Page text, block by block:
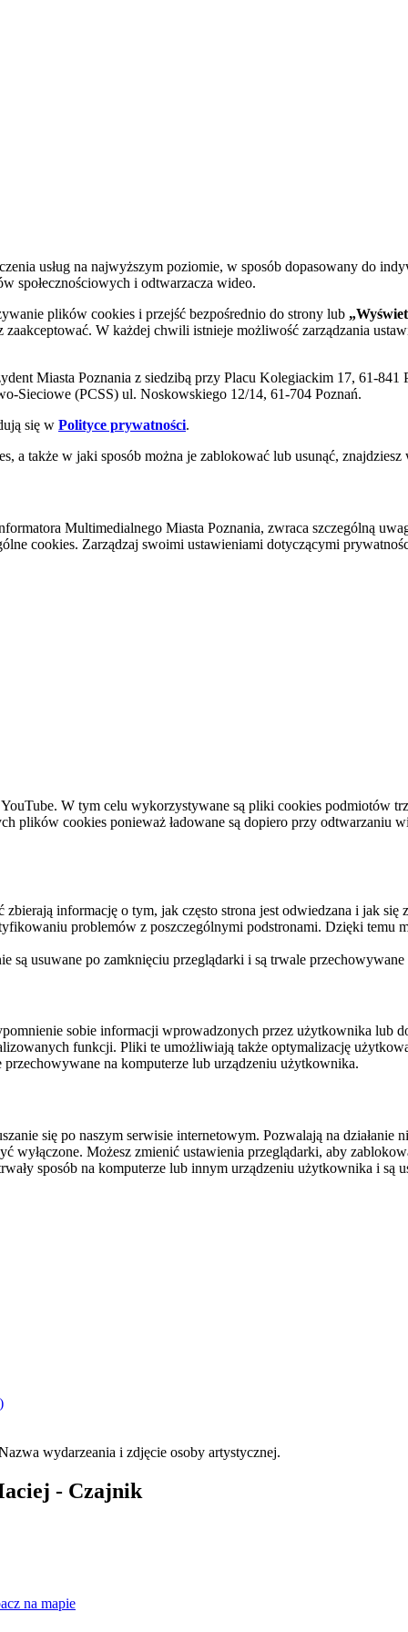
usług na najwyższym poziomie, w sposób dopasowany do
społecznościowych i odtwarzacza wideo.
plików cookies i przejść bezpośrednio do strony lub
W każdej chwili istnieje możliwość zarządzania
Miasta Poznania z siedzibą przy Placu Kolegiackim 17, 61-841
Sieciowe (PCSS) ul. Noskowskiego 12/14, 61-704 Poznań.
się w Polityce prywatności.
a także w jaki sposób można je zablokować lub usunąć,
Multimedialnego Miasta Poznania, zwraca szczególną
cookies. Zarządzaj swoimi ustawieniami dotyczącymi
W tym celu wykorzystywane są pliki cookies podmiotów
plików cookies ponieważ ładowane są dopiero przy odtwarzaniu
informację o tym, jak często strona jest odwiedzana i jak
problemów z poszczególnymi podstronami. Dzięki temu
są usuwane po zamknięciu przeglądarki i są trwale
sobie informacji wprowadzonych przez użytkownika lub
funkcji. Pliki te umożliwiają także optymalizację
na komputerze lub urządzeniu użytkownika.
się po naszym serwisie internetowym. Pozwalają na
wyłączone. Możesz zmienić ustawienia przeglądarki, aby
sposób na komputerze lub innym urządzeniu użytkownika i są
- Czajnik
na mapie